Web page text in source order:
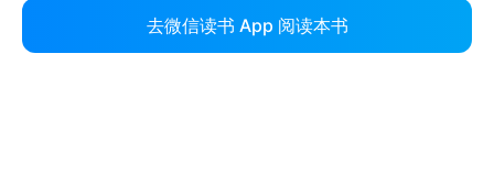
去微信读书 App 阅读本书